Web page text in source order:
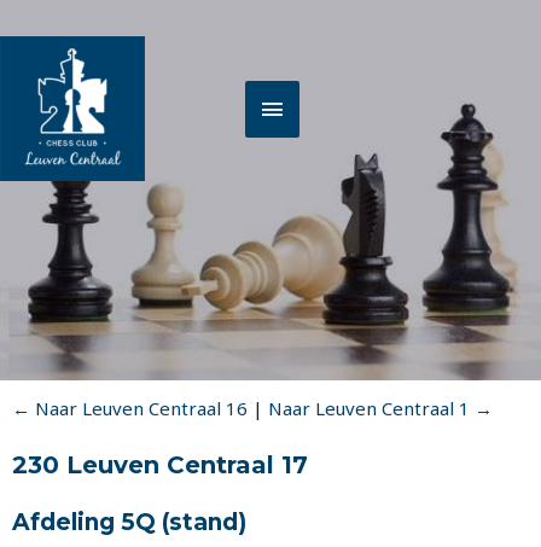
naar
inhoud
← Naar Leuven Centraal 16 | Naar Leuven Centraal 1 →
230 Leuven Centraal 17
Afdeling 5Q (stand)